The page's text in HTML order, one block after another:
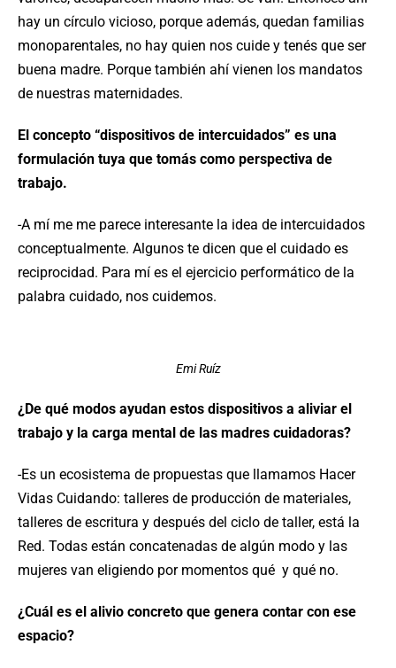
hay un círculo vicioso, porque además, quedan familias
monoparentales, no hay quien nos cuide y tenés que ser
buena madre. Porque también ahí vienen los mandatos
de nuestras maternidades.
El concepto “dispositivos de intercuidados” es una
formulación tuya que tomás como perspectiva de
trabajo.
-A mí me me parece interesante la idea de intercuidados
conceptualmente. Algunos te dicen que el cuidado es
reciprocidad. Para mí es el ejercicio performático de la
palabra cuidado, nos cuidemos.
Emi Ruíz
¿De qué modos ayudan estos dispositivos a aliviar el
trabajo y la carga mental de las madres cuidadoras?
-Es un ecosistema de propuestas que llamamos Hacer
Vidas Cuidando: talleres de producción de materiales,
talleres de escritura y después del ciclo de taller, está la
Red. Todas están concatenadas de algún modo y las
mujeres van eligiendo por momentos qué y qué no.
¿Cuál es el alivio concreto que genera contar con ese
espacio?